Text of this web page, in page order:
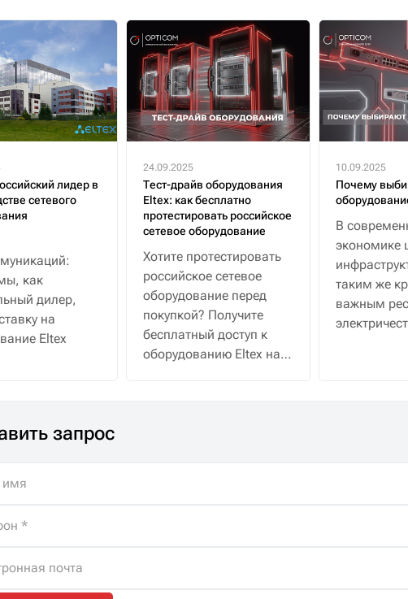
лидер в
сетевого
как
дилер,
на
Eltex
24.09.2025
Тест-драйв оборудования
Eltex: как бесплатно
протестировать российское
сетевое оборудование
Хотите протестировать
российское сетевое
оборудование перед
покупкой? Получите
бесплатный доступ к
оборудованию Eltex на
10.09.2025
Почему
В
экономике
таким же
важным
запрос